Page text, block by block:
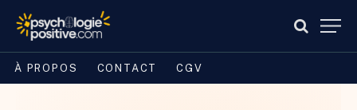
À PROPOS CONTACT CGV